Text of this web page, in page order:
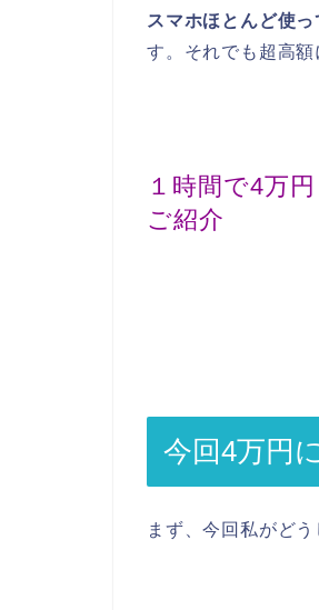
スマホほとんど使
す。それでも超高
１時間で4万
ご紹介
今回4万円
まず、今回私がど